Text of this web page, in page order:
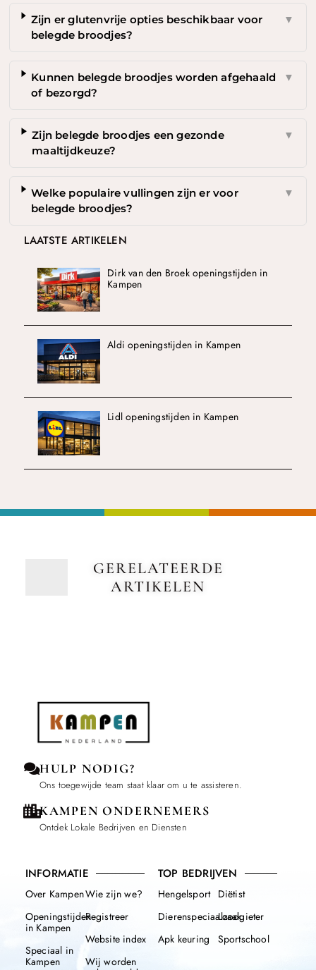
Zijn er glutenvrije opties beschikbaar voor
belegde broodjes?
▼
Kunnen belegde broodjes worden afgehaald
of bezorgd?
▼
Zijn belegde broodjes een gezonde
maaltijdkeuze?
▼
Welke populaire vullingen zijn er voor
belegde broodjes?
▼
LAATSTE ARTIKELEN
Dirk van den Broek openingstijden in
Kampen
Aldi openingstijden in Kampen
Lidl openingstijden in Kampen
GERELATEERDE
ARTIKELEN
HULP NODIG?
Ons toegewijde team staat klaar om u te assisteren.
KAMPEN ONDERNEMERS
Ontdek Lokale Bedrijven en Diensten
INFORMATIE
Over Kampen
Openingstijden
in Kampen
Speciaal in
Kampen
Wie zijn we?
Registreer
Website index
Wij worden
TOP BEDRIJVEN
Hengelsport
Dierenspeciaalzaak
Apk keuring
Diëtist
Loodgieter
Sportschool